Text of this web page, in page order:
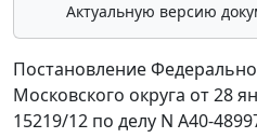
Актуальную версию
Постановление
Московского округа от 28
15219/12 по делу N А40-